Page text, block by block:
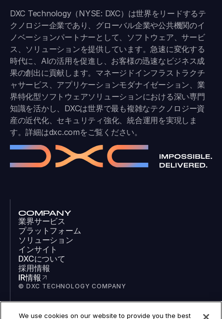
DXC Technology（NYSE: DXC）は世界をリードするテ
クノロジー企業であり、グローバル企業や公共機関のイ
ノベーションパートナーとして、ソフトウェア、サービ
ス、ソリューションを提供しています。急速に変化する
時代に、AIの活用を促進し、お客様の迅速なビジネス成
果の創出に貢献します。マネージドインフラストラクチ
ャサービス、アプリケーションモダナイゼーション、業
界特化型ソフトウェアソリューションにおける深い専門
知識を活かし、DXCは世界で最も複雑なテクノロジー資
産の近代化、セキュリティ強化、統合運用を実現しま
す。詳細はdxc.comをご覧ください。
COMPANY
業界サービス
プラットフォーム
ソリューション
インサイト
DXCについて
採用情報
IR情報
© DXC TECHNOLOGY COMPANY
We use cookies on our website to provide you the best